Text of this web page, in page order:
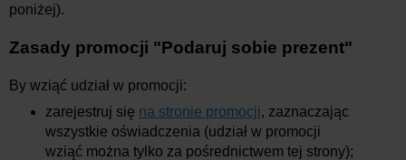
poniżej).
Zasady promocji "Podaruj sobie prezent"
By wziąć udział w promocji:
zarejestruj się na stronie promocji, zaznaczając
wszystkie oświadczenia (udział w promocji
wziąć można tylko za pośrednictwem tej strony);